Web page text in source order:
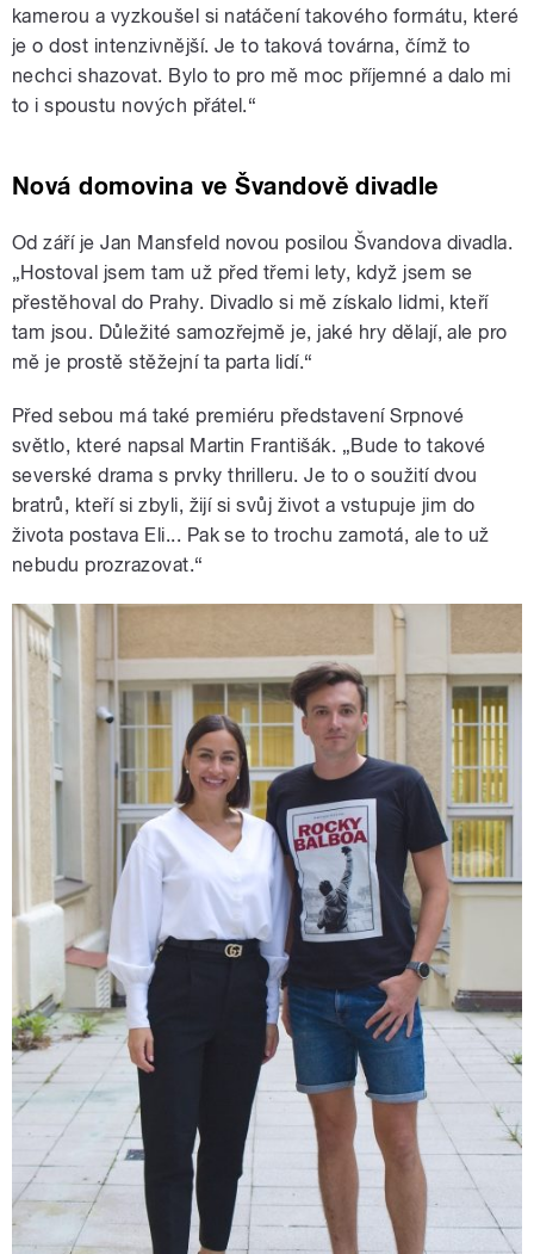
kamerou a vyzkoušel si natáčení takového formátu, které
je o dost intenzivnější. Je to taková továrna, čímž to
nechci shazovat. Bylo to pro mě moc příjemné a dalo mi
to i spoustu nových přátel.“
Nová domovina ve Švandově divadle
Od září je Jan Mansfeld novou posilou Švandova divadla.
„Hostoval jsem tam už před třemi lety, když jsem se
přestěhoval do Prahy. Divadlo si mě získalo lidmi, kteří
tam jsou. Důležité samozřejmě je, jaké hry dělají, ale pro
mě je prostě stěžejní ta parta lidí.“
Před sebou má také premiéru představení Srpnové
světlo, které napsal Martin Františák. „Bude to takové
severské drama s prvky thrilleru. Je to o soužití dvou
bratrů, kteří si zbyli, žijí si svůj život a vstupuje jim do
života postava Eli... Pak se to trochu zamotá, ale to už
nebudu prozrazovat.“